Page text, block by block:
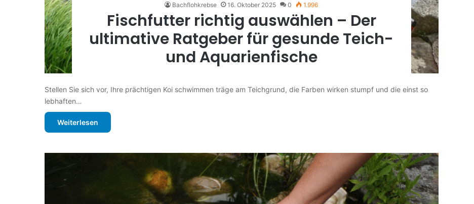
Bachflohkrebse 16. Oktober 2025 0 1.996
Fischfutter richtig auswählen – Der
ultimative Ratgeber für gesunde Teich-
und Aquarienfische
Stellen Sie sich vor, Ihre prächtigen Koi schwimmen träge am Teichgrund, die Farben wirken stumpf und die einst so
lebhaften…
Weiterlesen